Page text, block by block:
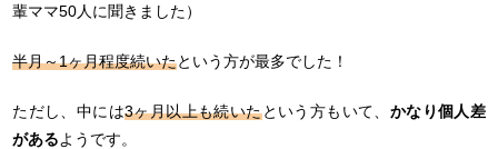
輩ママ50人に聞きました）
半月～1ヶ月程度続いたという方が最多でした！
ただし、中には3ヶ月以上も続いたという方もいて、 かなり個人差
があるようです。